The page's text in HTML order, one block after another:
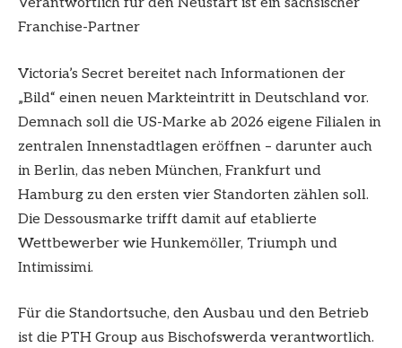
Franchise-Partner
Victoria’s Secret bereitet nach Informationen der
„Bild“ einen neuen Markteintritt in Deutschland vor.
Demnach soll die US-Marke ab 2026 eigene Filialen in
zentralen Innenstadtlagen eröffnen – darunter auch
in Berlin, das neben München, Frankfurt und
Hamburg zu den ersten vier Standorten zählen soll.
Die Dessousmarke trifft damit auf etablierte
Wettbewerber wie Hunkemöller, Triumph und
Intimissimi.
Für die Standortsuche, den Ausbau und den Betrieb
ist die PTH Group aus Bischofswerda verantwortlich.